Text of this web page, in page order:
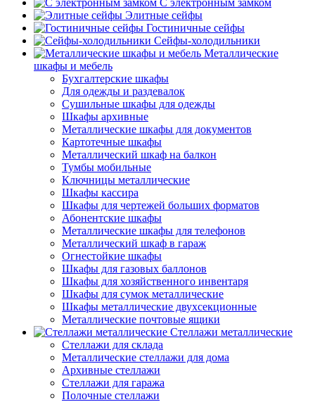
С электронным замком
Элитные сейфы
Гостиничные сейфы
Сейфы-холодильники
Металлические
шкафы и мебель
Бухгалтерские шкафы
Для одежды и раздевалок
Сушильные шкафы для одежды
Шкафы архивные
Металлические шкафы для документов
Картотечные шкафы
Металлический шкаф на балкон
Тумбы мобильные
Ключницы металлические
Шкафы кассира
Шкафы для чертежей больших форматов
Абонентские шкафы
Металлические шкафы для телефонов
Металлический шкаф в гараж
Огнестойкие шкафы
Шкафы для газовых баллонов
Шкафы для хозяйственного инвентаря
Шкафы для сумок металлические
Шкафы металлические двухсекционные
Металлические почтовые ящики
Стеллажи металлические
Стеллажи для склада
Металлические стеллажи для дома
Архивные стеллажи
Стеллажи для гаража
Полочные стеллажи